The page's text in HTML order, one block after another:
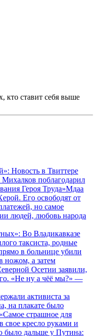
кто ставит себя выше
Новость в Твиттере
поблагодарил
Героя Труда»Мдаа
Его освободят от
но самое
людей, любовь народа
Во Владикавказе
таксиста, родные
в больнице убили
ножом, а затем
Осетии заявили,
«Не ну а чёё мы?» —
активиста за
на плакате было
страшное для
свое кресло руками и
было дальше у Путина: